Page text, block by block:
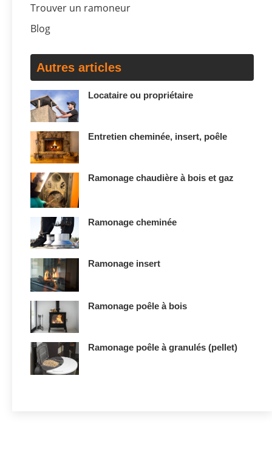
Trouver un ramoneur
Blog
Autres articles
Locataire ou propriétaire
Entretien cheminée, insert, poêle
Ramonage chaudière à bois et gaz
Ramonage cheminée
Ramonage insert
Ramonage poêle à bois
Ramonage poêle à granulés (pellet)